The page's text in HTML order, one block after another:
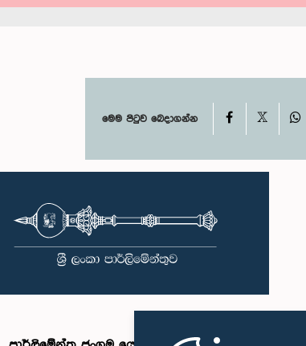
මෙම පිටුව බෙදාගන්න Facebook